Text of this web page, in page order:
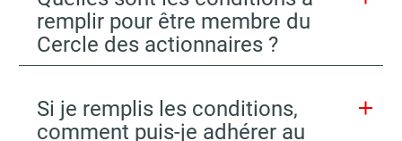
remplir pour être membre du
Cercle des actionnaires ?
Si je remplis les conditions,
comment puis-je adhérer au